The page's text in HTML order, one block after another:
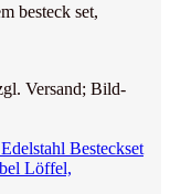
besteck set,
Versand; Bild-